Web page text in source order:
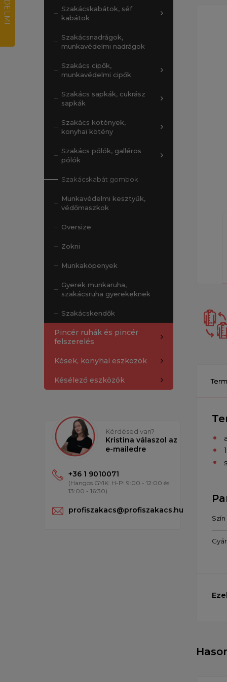
Szakácskabátok, séf
kabátok
Szakácsnadrágok,
munkavédelmi nadrágok
Szakács cipők,
munkavédelmi cipők
Szakács sapkák, cukrász
sapkák
Szakács kötények,
konyhai kötény
Szakács pólók, galléros
pólók
Szakácskabát gombok
Munkavédelmi kesztyűk,
védőmaszkok
Oversize
Zokni
Munkaköpenyek
Gyerek munkaruha,
szakácsruha gyerekeknek
Szakácskendők
Pincér ruhák és pincér
felszerelés
Kések, konyhai eszközök
Késélező eszközök
Kérdésed van?
Kristina válaszol az
e-mailedre
+36 1 9010071
(Hangos GYIK: H-P: 9:00 - 12:00 és
13:00 - 16:30)
profiszakacs@profiszakacs.hu
Szín